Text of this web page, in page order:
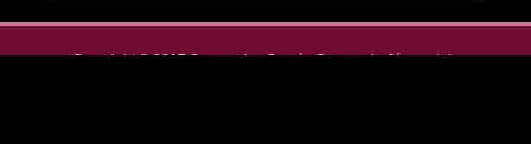
Copyright © 2017Soeurs des Sacrés Coeurs de Jésus et de